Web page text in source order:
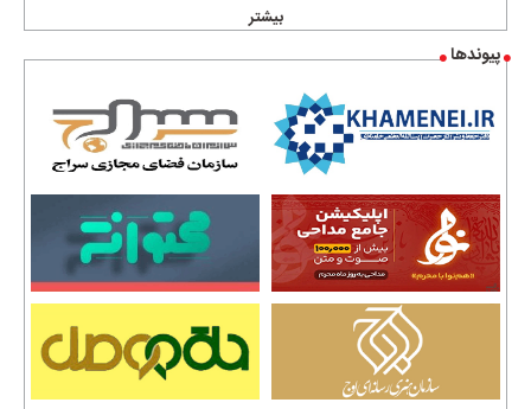
بیشتر
پیوندها